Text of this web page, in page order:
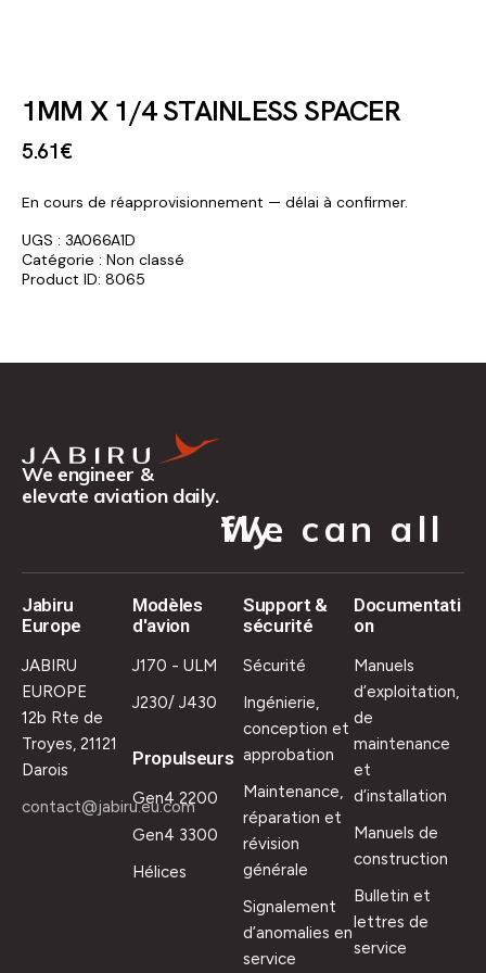
1MM X 1/4 STAINLESS SPACER
5.61€
En cours de réapprovisionnement — délai à confirmer.
UGS : 3A066A1D
Catégorie : Non classé
Product ID: 8065
We engineer &
elevate aviation daily.
We can all fly.
Jabiru
Europe
JABIRU
EUROPE
12b Rte de
Troyes, 21121
Darois
contact@jabiru.eu.com
Modèles
d'avion
J170 - ULM
J230/ J430
Propulseurs
Gen4 2200
Gen4 3300
Hélices
Support &
sécurité
Sécurité
Ingénierie,
conception et
approbation
Maintenance,
réparation et
révision
générale
Signalement
d’anomalies en
service
Documentati
on
Manuels
d’exploitation,
de
maintenance
et
d’installation
Manuels de
construction
Bulletin et
lettres de
service